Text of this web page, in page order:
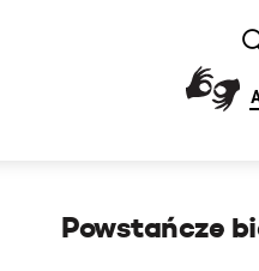
Powstańcze